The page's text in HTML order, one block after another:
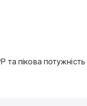
та пікова потужність